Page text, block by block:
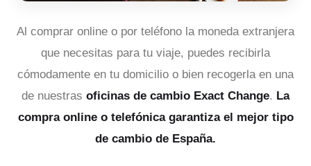
Al comprar online o por teléfono la moneda extranjera
que necesitas para tu viaje, puedes recibirla
cómodamente en tu domicilio o bien recogerla en una
de nuestras oficinas de cambio Exact Change. La
compra online o telefónica garantiza el mejor tipo
de cambio de España.